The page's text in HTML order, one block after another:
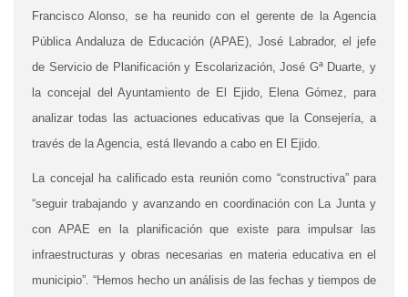
Francisco Alonso, se ha reunido con el gerente de la Agencia
Pública Andaluza de Educación (APAE), José Labrador, el jefe
de Servicio de Planificación y Escolarización, José Gª Duarte, y
la concejal del Ayuntamiento de El Ejido, Elena Gómez, para
analizar todas las actuaciones educativas que la Consejería, a
través de la Agencia, está llevando a cabo en El Ejido.
La concejal ha calificado esta reunión como “constructiva” para
“seguir trabajando y avanzando en coordinación con La Junta y
con APAE en la planificación que existe para impulsar las
infraestructuras y obras necesarias en materia educativa en el
municipio”. “Hemos hecho un análisis de las fechas y tiempos de